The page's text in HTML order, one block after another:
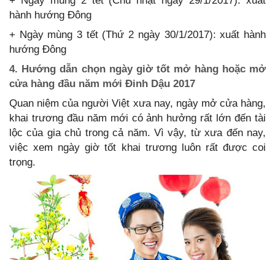
hành hướng Đông
+ Ngày mùng 3 tết (Thứ 2 ngày 30/1/2017): xuất hành
hướng Đông
4. Hướng dẫn chọn ngày giờ tốt mở hàng hoặc mở
cửa hàng đầu năm mới Đinh Dậu 2017
Quan niệm của người Việt xưa nay, ngày mở cửa hàng,
khai trương đầu năm mới có ảnh hưởng rất lớn đến tài
lộc của gia chủ trong cả năm. Vì vậy, từ xưa đến nay,
việc xem ngày giờ tốt khai trương luôn rất được coi
trọng.